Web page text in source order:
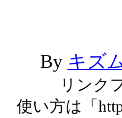
By キズ
リンク
使い方は「